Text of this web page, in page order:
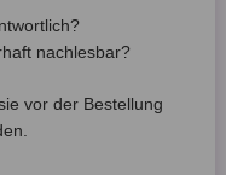
nachlesbar?
vor der Bestellung